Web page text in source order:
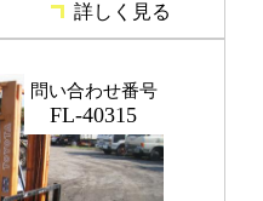
詳しく見る
問い合わせ番号
FL-40315